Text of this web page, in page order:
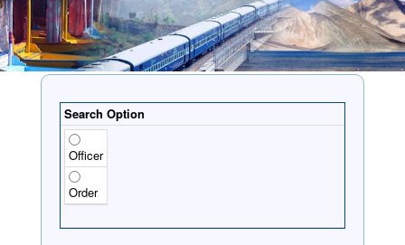
Search Option
Officer
Order